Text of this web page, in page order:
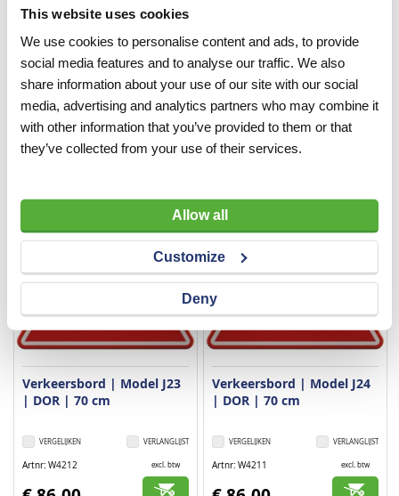
This website uses cookies
We use cookies to personalise content and ads, to provide
social media features and to analyse our traffic. We also
share information about your use of our site with our social
media, advertising and analytics partners who may combine it
with other information that you’ve provided to them or that
they’ve collected from your use of their services.
Allow all
Customize
Deny
Verkeersbord | Model J21
| DOR | 70 cm
VERLANGLIJST
VERGELIJKEN
Artnr W4213 excl. btw
€ 86,00
Verkeersbord | Model J22
| DOR | 70 cm
VERLANGLIJST
VERGELIJKEN
Artnr W4230 excl. btw
€ 86,00
Verkeersbord | Model J23
| DOR | 70 cm
VERLANGLIJST
VERGELIJKEN
Artnr W4212 excl. btw
Verkeersbord | Model J24
| DOR | 70 cm
VERLANGLIJST
VERGELIJKEN
Artnr W4211 excl. btw